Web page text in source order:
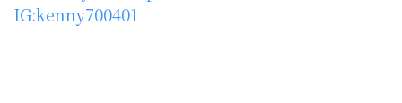
IG:kenny700401